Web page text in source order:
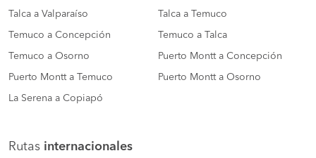
Talca a Valparaíso Talca a Temuco
Temuco a Concepción Temuco a Talca
Temuco a Osorno Puerto Montt a Concepción
Puerto Montt a Temuco Puerto Montt a Osorno
La Serena a Copiapó
Rutas internacionales